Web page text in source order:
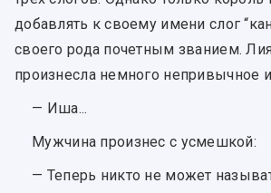
добавлять к своему имени слог
своего рода почетным званием.
произнесла немного непривычное
— Иша...
Мужчина произнес с усмешкой:
— Теперь никто не может